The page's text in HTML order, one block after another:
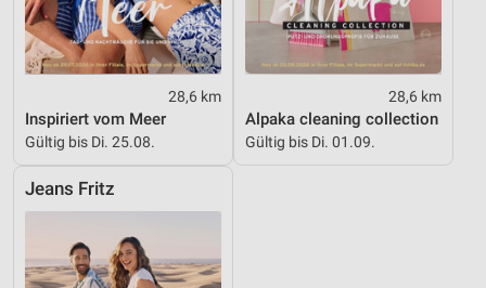
28,6 km
Inspiriert vom Meer
Gültig bis Di. 25.08.
28,6 km
Alpaka cleaning collection
Gültig bis Di. 01.09.
Jeans Fritz